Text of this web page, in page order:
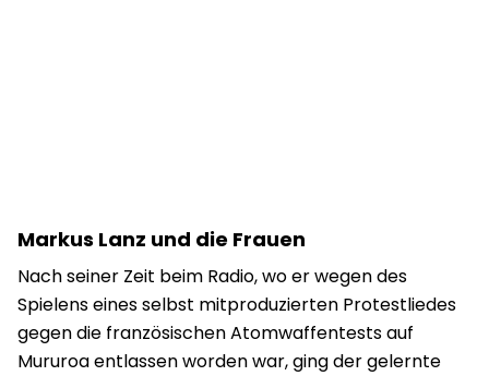
Markus Lanz und die Frauen
Nach seiner Zeit beim Radio, wo er wegen des
Spielens eines selbst mitproduzierten Protestliedes
gegen die französischen Atomwaffentests auf
Mururoa entlassen worden war, ging der gelernte